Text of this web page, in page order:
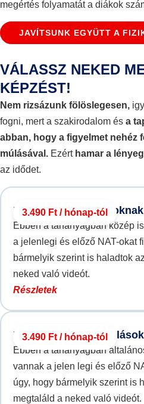
megértés folyamatát a diákok
JAVÍTSUNK EGYÜTT A
VÁLASSZ NEKED
KÉPZÉST!
Nem rizsázunk fölöslegesen,
fogni, mert a szakirodalom és a
abban, hogy a figyelmet nehéz
múlásával. Ezért hamar a
az idődet.
3.490 Ft / hónap
Fizika középiskolásoknak
Ebben a tananyagban közép
a jelenlegi és előző NAT-okat
bármelyik szerint is haladtok
neked való videót.
Részletek
3.490 Ft / hónap
Fizika általános
Ebben a tananyagban
vannak a jelen legi és előző
úgy, hogy bármelyik szerint is
megtaláld a neked való videót.